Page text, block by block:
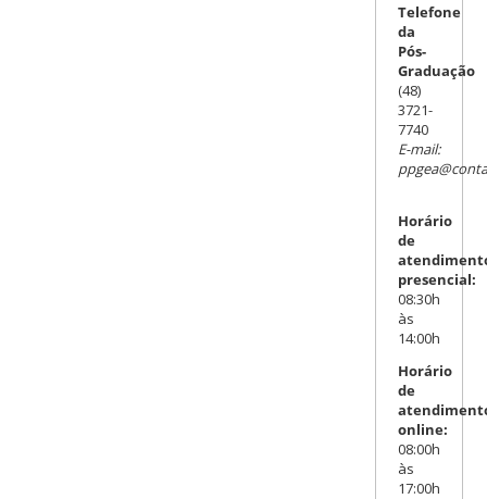
Telefone
da
Pós-
Graduação
(48)
3721-
7740
E-mail:
Horário
de
presencial:
08:30h
às
14:00h
Horário
de
online:
08:00h
às
17:00h